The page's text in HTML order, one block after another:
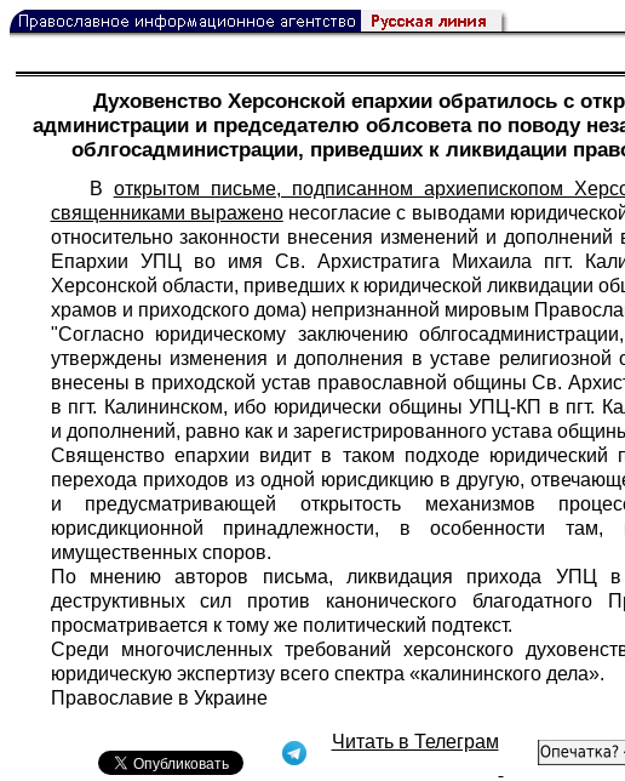
Духовенство Херсонской епархии обратилось с
администрации и председателю облсовета по поводу
облгосадминистрации, приведших к ликвидации
В открытом письме, подписанном архиепископом
священниками выраженонесогласие с выводами
относительно законности внесения изменений и
Епархии УПЦ во имя Св. Архистратига Михаила пгт.
Херсонской области, приведших к юридической ликвидации
храмов и приходского дома) непризнанной мировым
"Согласно юридическому заключению
утверждены изменения и дополнения в уставе
внесены в приходской устав православной общины Св.
в пгт. Калининском, ибо юридически общины УПЦ-КП в пгт.
и дополнений, равно как и зарегистрированного устава
Священство епархии видит в таком подходе юридический
перехода приходов из одной юрисдикцию в другую,
и предусматривающей открытость механизмов
юрисдикционной принадлежности, в особенности там,
имущественных споров.
По мнению авторов письма, ликвидация прихода УПЦ
деструктивных сил против канонического
просматривается к тому же политический подтекст.
Среди многочисленных требований херсонского
юридическую экспертизу всего спектра «калининского дела».
Православие в Украине
Читать в Телеграм